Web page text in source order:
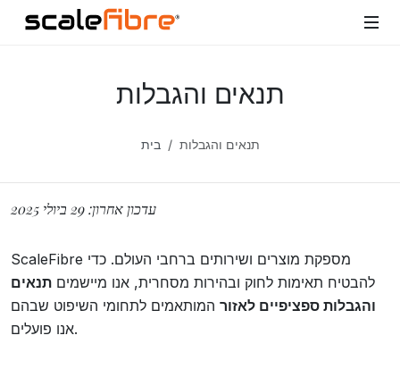
תנאים והגבלות
בית תנאים והגבלות
עדכון אחרון: 29 ביולי 2025
ScaleFibre מספקת מוצרים ושירותים ברחבי העולם. כדי
להבטיח תאימות לחוק ובהירות מסחרית, אנו מיישמים תנאים
והגבלות ספציפיים לאזור המותאמים לתחומי השיפוט שבהם
אנו פועלים.